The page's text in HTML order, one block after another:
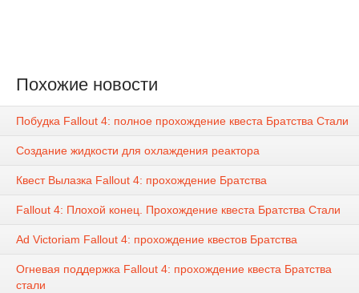
Похожие новости
Побудка Fallout 4: полное прохождение квеста Братства Стали
Создание жидкости для охлаждения реактора
Квест Вылазка Fallout 4: прохождение Братства
Fallout 4: Плохой конец. Прохождение квеста Братства Стали
Ad Victoriam Fallout 4: прохождение квестов Братства
Огневая поддержка Fallout 4: прохождение квеста Братства
стали